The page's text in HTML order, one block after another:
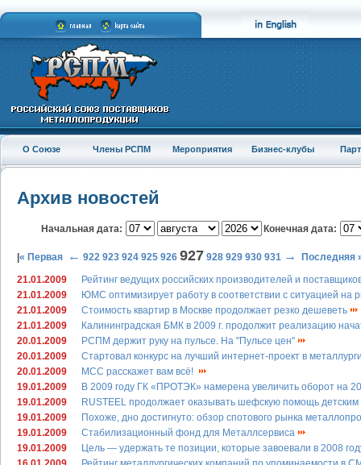
О Союзе Члены РСПМ Мероприятия Бизнес-клубы
Архив новостей
Начальная дата: Конечная дата:
« Первая ← 922 923 924 925 926 927 928 929 930 931 →
Последняя
21.01.2009
Рейтинг ведущих российских производителей и
21.01.2009
ЮМС оптимизирует работу в соответствии с ситуацией на
21.01.2009
Стоимость квартир в Москве продолжает резко дешеветь
21.01.2009
Калининградская БМК в 2009 г. продолжит реализацию
20.01.2009
РСПМ держит руку на пульсе. На "Пульсе цен"
20.01.2009
Стартовал конкурс на лучший интернет-проект в
20.01.2009
МСС расскажет вам всё!
19.01.2009
В 2009 году ГК «ПРОТЭК» намерена увеличить оборот на
19.01.2009
RUSTEEL продолжает оказывать шефскую помощь
19.01.2009
Похоже, дно достигнуто: обзор спотового рынка
19.01.2009
Стабилизационный фонд для Металлсервиса
19.01.2009
Цель — удержать те позиции, которые завоевали в 2008